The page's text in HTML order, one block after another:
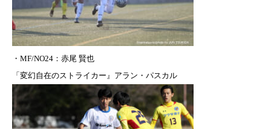
・ MF/NO24：赤尾 賢也
「変幻自在のストライカー』アラン・パスカル